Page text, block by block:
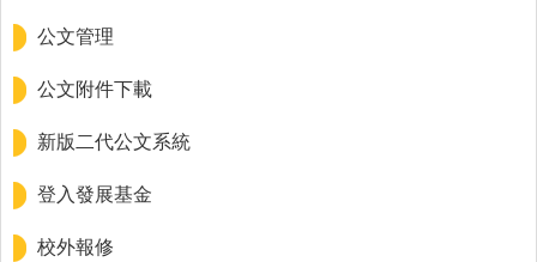
公文管理
公文附件下載
新版二代公文系統
登入發展基金
校外報修